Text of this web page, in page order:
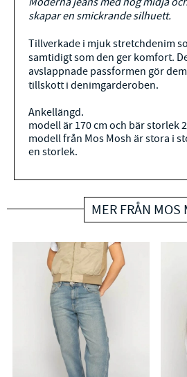
skapar en smickrande silhuett.
Tillverkade i mjuk stretchdenim
samtidigt som den ger komfort.
avslappnade passformen gör
tillskott i denimgarderoben.
Ankellängd.
modell är 170 cm och bär storlek
modell från Mos Mosh är stora i
en storlek.
MER FRÅN MOS